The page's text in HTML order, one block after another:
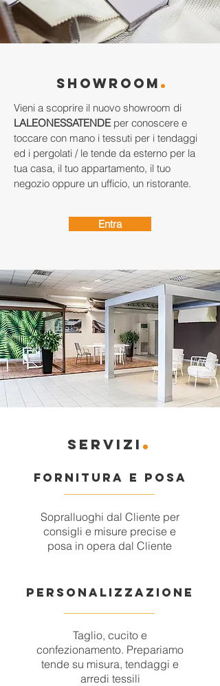
Showroom .
Vieni a scoprire il nuovo showroom di
LALEONESSATENDEper conoscere e
toccare con mano i tessuti per i tendaggi
ed i pergolati / le tende da esterno per la
tua casa, il tuo appartamento, il tuo
negozio oppure un ufficio, un ristorante.
Entra
SERVIZI .
FORNITURA E POSA
Sopralluoghi dal Cliente per
consigli e misure precise e
posa in opera dal Cliente
PERSONALIZZAZIONE
Taglio, cucito e
confezionamento. Prepariamo
tende su misura, tendaggi e
arredi tessili